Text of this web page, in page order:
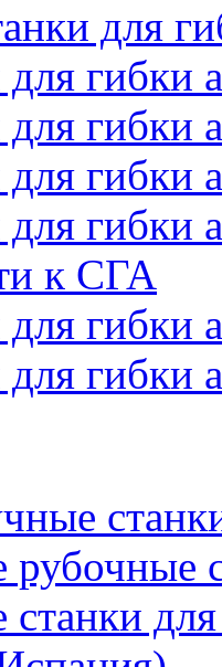
для
гибки
гибки
для гибки
гибки
к СГА
гибки
для гибки
рубочные